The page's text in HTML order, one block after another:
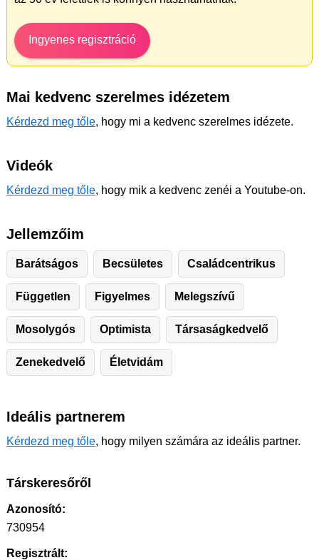
Ingyenes regisztráció
Mai kedvenc szerelmes idézetem
Kérdezd meg tőle, hogy mi a kedvenc szerelmes idézete.
Videók
Kérdezd meg tőle, hogy mik a kedvenc zenéi a Youtube-on.
Jellemzőim
Barátságos Becsületes Családcentrikus
Független Figyelmes Melegszívű
Mosolygós Optimista Társaságkedvelő
Zenekedvelő Életvidám
Ideális partnerem
Kérdezd meg tőle, hogy milyen számára az ideális partner.
Társkeresőről
Azonosító:
730954
Regisztrált: